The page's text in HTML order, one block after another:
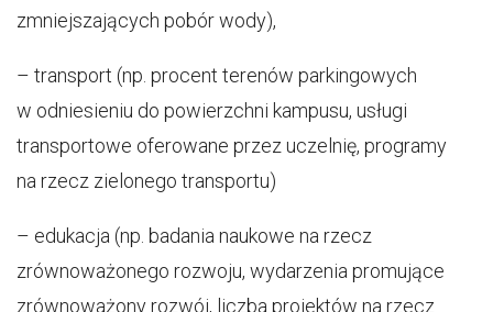
zmniejszających pobór wody),
– transport (np. procent terenów parkingowych
w odniesieniu do powierzchni kampusu, usługi
transportowe oferowane przez uczelnię, programy
na rzecz zielonego transportu)
– edukacja (np. badania naukowe na rzecz
zrównoważonego rozwoju, wydarzenia promujące
zrównoważony rozwój, liczba projektów na rzecz